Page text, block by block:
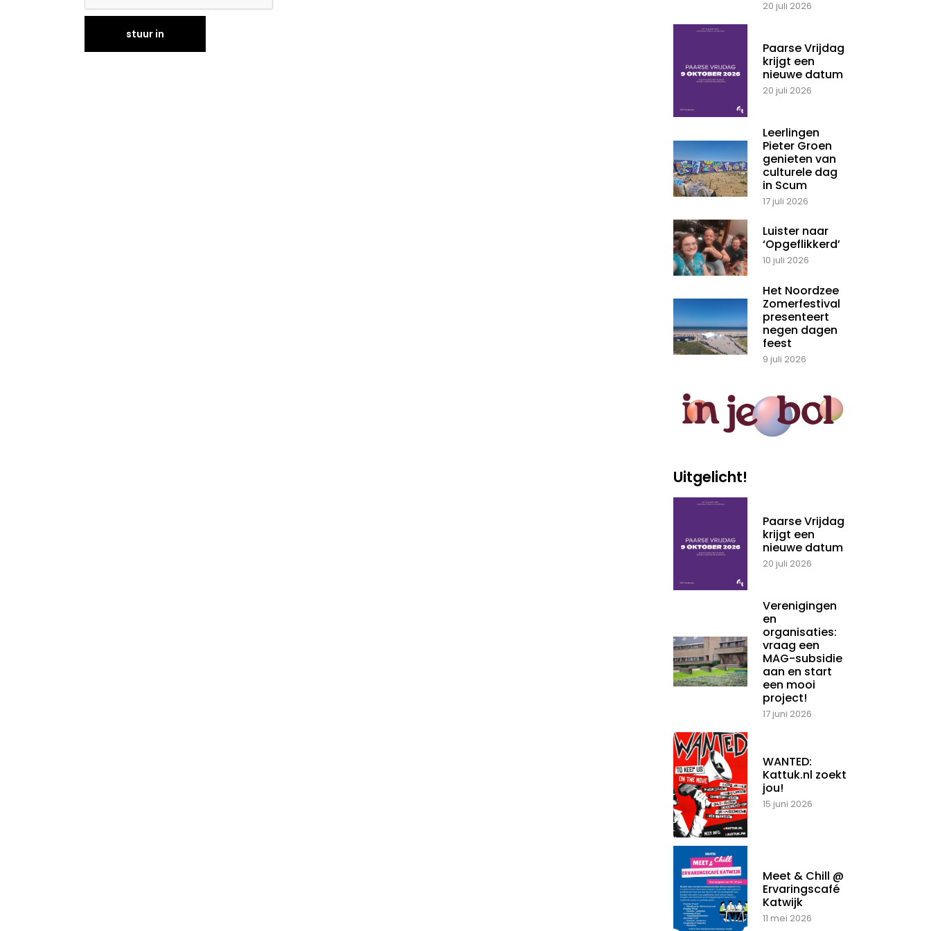
20 juli 2026
Paarse Vrijdag
krijgt een
nieuwe datum
20 juli 2026
Leerlingen
Pieter Groen
genieten van
culturele dag
in Scum
17 juli 2026
Luister naar
‘Opgeflikkerd’
10 juli 2026
Het Noordzee
Zomerfestival
presenteert
negen dagen
feest
9 juli 2026
Uitgelicht!
Paarse Vrijdag
krijgt een
nieuwe datum
20 juli 2026
Verenigingen
en
organisaties:
vraag een
MAG-subsidie
aan en start
een mooi
project!
17 juni 2026
WANTED:
Kattuk.nl zoekt
jou!
15 juni 2026
Meet & Chill @
Ervaringscafé
Katwijk
11 mei 2026